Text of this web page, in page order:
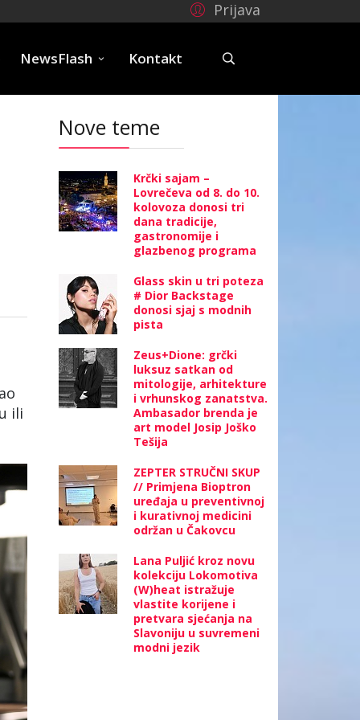
Prijava
NewsFlash Kontakt
ili
Nove teme
Krčki sajam –
Lovrečeva od 8. do 10.
kolovoza donosi tri
dana tradicije,
gastronomije i
glazbenog programa
Glass skin u tri poteza
# Dior Backstage
donosi sjaj s modnih
pista
Zeus+Dione: grčki
luksuz satkan od
mitologije, arhitekture
i vrhunskog zanatstva.
Ambasador brenda je
art model Josip Joško
Tešija
ZEPTER STRUČNI SKUP
// Primjena Bioptron
uređaja u preventivnoj
i kurativnoj medicini
održan u Čakovcu
Lana Puljić kroz novu
kolekciju Lokomotiva
(W)heat istražuje
vlastite korijene i
pretvara sjećanja na
Slavoniju u suvremeni
modni jezik